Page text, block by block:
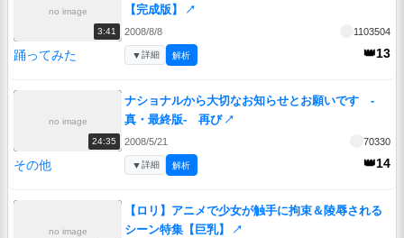
no image
3:41
【完成版】
↗
2008/8/8 1103504
踊ってみた 👑13
▼詳細 解析
no image
24:35
ナショナルから大切なお知らせとお願いです -
真・最終版- 再び ↗
2008/5/21 70330
その他 👑14
▼詳細 解析
no image
【ロリ】アニメで少女が触手に拘束＆陵辱される
シーン特集【巨乳】
↗